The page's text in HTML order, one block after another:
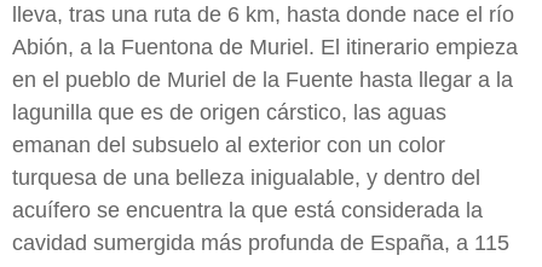
lleva, tras una ruta de 6 km, hasta donde nace el río
Abión, a la Fuentona de Muriel. El itinerario empieza
en el pueblo de Muriel de la Fuente hasta llegar a la
lagunilla que es de origen cárstico, las aguas
emanan del subsuelo al exterior con un color
turquesa de una belleza inigualable, y dentro del
acuífero se encuentra la que está considerada la
cavidad sumergida más profunda de España, a 115